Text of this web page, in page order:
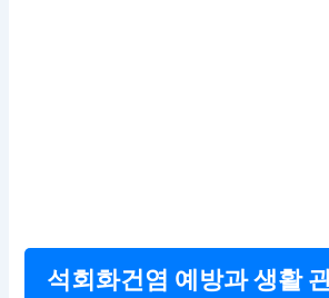
석회화건염 예방과 생활